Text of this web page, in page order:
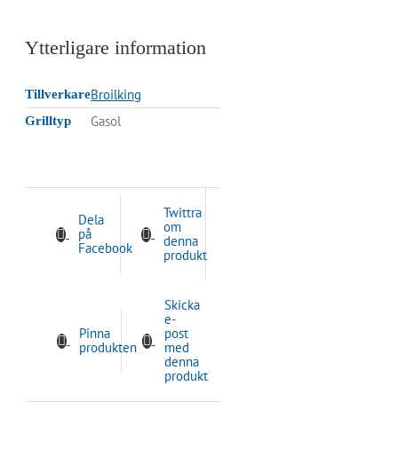
Ytterligare information
TillverkareBroilking
Grilltyp Gasol
Dela
på
Facebook
Twittra
om
denna
produkt
Pinna
produkten
Skicka
e-
post
med
denna
produkt